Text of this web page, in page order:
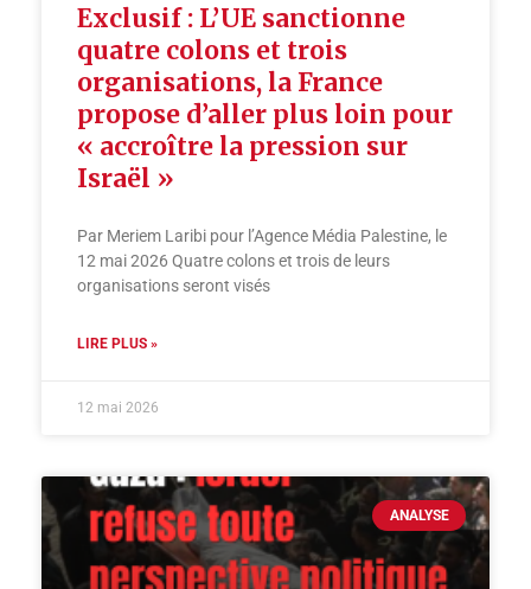
Exclusif : L’UE sanctionne
quatre colons et trois
organisations, la France
propose d’aller plus loin pour
« accroître la pression sur
Israël »
Par Meriem Laribi pour l’Agence Média Palestine, le
12 mai 2026 Quatre colons et trois de leurs
organisations seront visés
LIRE PLUS »
12 mai 2026
ANALYSE